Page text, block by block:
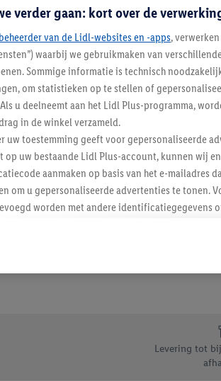
Levering tot
verder gaan: kort over de
beheerder van de Lidl-websites en -apps,
waarbij we gebruikmaken van
Sommige informatie is technisch
om statistieken op te stellen of
u deelneemt aan het Lidl Plus-programma,
in de winkel verzameld.
uw toestemming geeft voor gepersonaliseerde
uw bestaande Lidl Plus-account, kunnen wij
aanmaken op basis van het e-mailadres
om u gepersonaliseerde advertenties te tonen.
worden met andere identificatiegegevens
akkoord gaat, kunnen advertenties in het
hebt getoond (bijvoorbeeld door het product
ook op verschillende apparaten en
kunt u individuele doeleinden
“weigeren” te klikken, kunt u alleen het gebruik
te klikken, stemt u in met alle